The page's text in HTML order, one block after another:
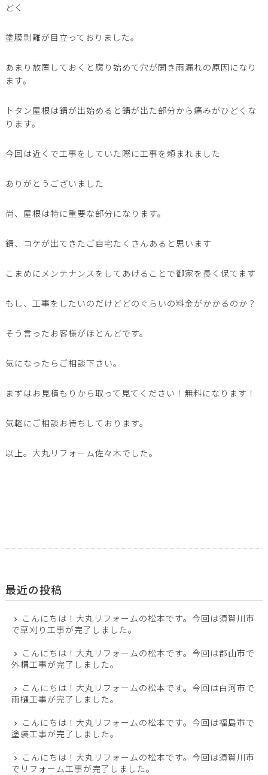
どく
塗膜剝離が目立っておりました。
あまり放置しておくと腐り始めて穴が開き雨漏れの原因になり
ます。
トタン屋根は錆が出始めると錆が出た部分から痛みがひどくな
ります。
今回は近くで工事をしていた際に工事を頼まれました
ありがとうございました
尚、屋根は特に重要な部分になります。
錆、コケが出てきたご自宅たくさんあると思います
こまめにメンテナンスをしてあげることで御家を長く保てます
もし、工事をしたいのだけどどのぐらいの料金がかかるのか？
そう言ったお客様がほとんどです。
気になったらご相談下さい。
まずはお見積もりから取って見てください！無料になります！
気軽にご相談お待ちしております。
以上。大丸リフォーム佐々木でした。
最近の投稿
こんにちは！大丸リフォームの松本です。今回は須賀川市
で草刈り工事が完了しました。
こんにちは！大丸リフォームの松本です。今回は郡山市で
外構工事が完了しました。
こんにちは！大丸リフォームの松本です。今回は白河市で
雨樋工事が完了しました。
こんにちは！大丸リフォームの松本です。今回は福島市で
塗装工事が完了しました。
こんにちは！大丸リフォームの松本です。今回は須賀川市
でリフォーム工事が完了しました。